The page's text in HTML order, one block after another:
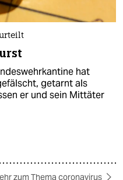
hat
getarnt als
er und sein Mittäter
zum Thema coronavirus